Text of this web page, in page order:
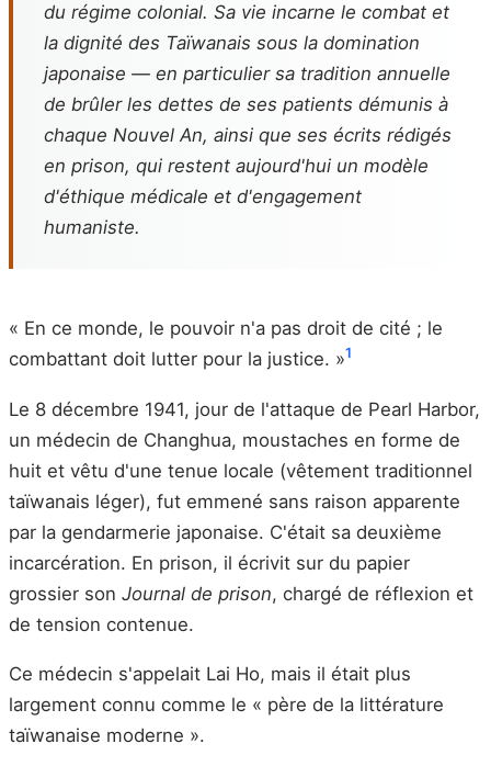
du régime colonial. Sa vie incarne le combat et
la dignité des Taïwanais sous la domination
japonaise — en particulier sa tradition annuelle
de brûler les dettes de ses patients démunis à
chaque Nouvel An, ainsi que ses écrits rédigés
en prison, qui restent aujourd'hui un modèle
d'éthique médicale et d'engagement
humaniste.
« En ce monde, le pouvoir n'a pas droit de cité ; le
combattant doit lutter pour la justice. »1
Le 8 décembre 1941, jour de l'attaque de Pearl Harbor,
un médecin de Changhua, moustaches en forme de
huit et vêtu d'une tenue locale (vêtement traditionnel
taïwanais léger), fut emmené sans raison apparente
par la gendarmerie japonaise. C'était sa deuxième
incarcération. En prison, il écrivit sur du papier
grossier son Journal de prison, chargé de réflexion et
de tension contenue.
Ce médecin s'appelait Lai Ho, mais il était plus
largement connu comme le « père de la littérature
taïwanaise moderne ».